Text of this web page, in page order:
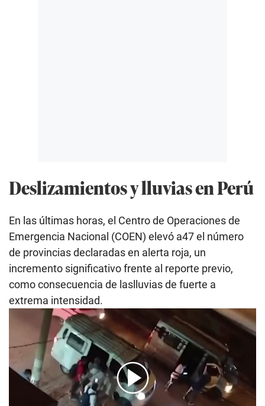
Deslizamientos y lluvias en Perú
En las últimas horas, el Centro de Operaciones de
Emergencia Nacional (COEN) elevó a47 el número
de provincias declaradas en alerta roja, un
incremento significativo frente al reporte previo,
como consecuencia de laslluvias de fuerte a
extrema intensidad.